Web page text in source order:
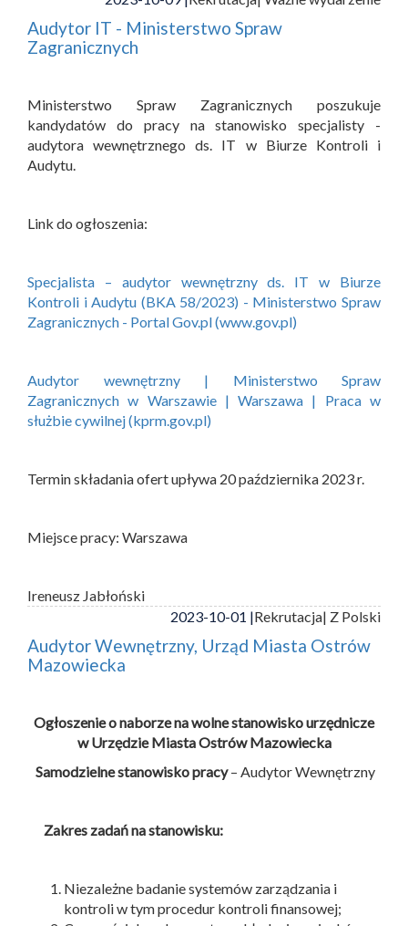
Audytor IT - Ministerstwo Spraw
Zagranicznych
Ministerstwo Spraw Zagranicznych poszukuje
kandydatów do pracy na stanowisko specjalisty -
audytora wewnętrznego ds. IT w Biurze Kontroli i
Audytu.
Link do ogłoszenia:
Specjalista – audytor wewnętrzny ds. IT w Biurze
Kontroli i Audytu (BKA 58/2023) - Ministerstwo Spraw
Zagranicznych - Portal Gov.pl (www.gov.pl)
Audytor wewnętrzny | Ministerstwo Spraw
Zagranicznych w Warszawie | Warszawa | Praca w
służbie cywilnej (kprm.gov.pl)
Termin składania ofert upływa 20 października 2023 r.
Miejsce pracy: Warszawa
Ireneusz Jabłoński
2023-10-01 |Rekrutacja| Z Polski
Audytor Wewnętrzny, Urząd Miasta Ostrów
Mazowiecka
Ogłoszenie o naborze na wolne stanowisko urzędnicze
w Urzędzie Miasta Ostrów Mazowiecka
Samodzielne stanowisko pracy– Audytor Wewnętrzny
Zakres zadań na stanowisku:
Niezależne badanie systemów zarządzania i
kontroli w tym procedur kontroli finansowej;